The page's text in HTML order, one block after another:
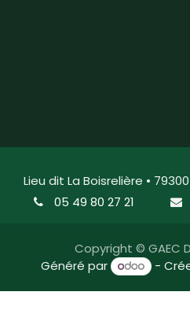
Lieu dit La Boisrelière •
05 49 80 27 21
Copyright © GAEC
Généré par
-